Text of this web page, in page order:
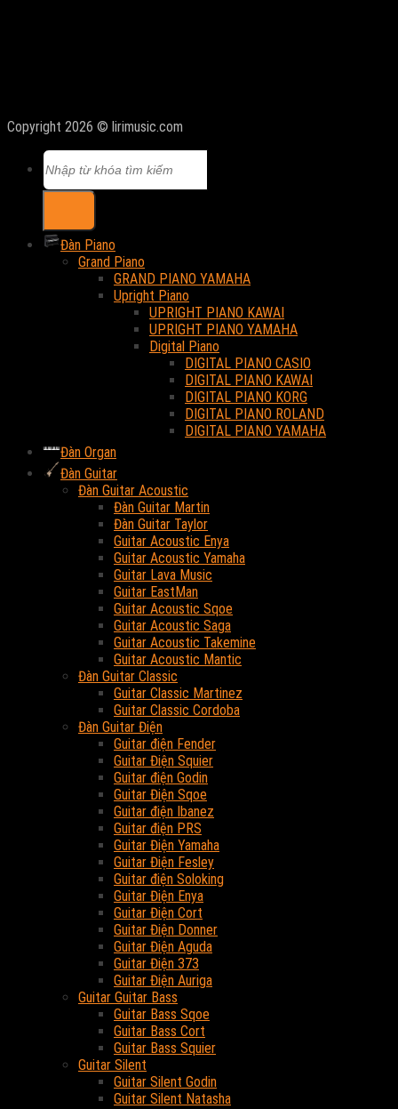
Copyright 2026 © lirimusic.com
Tìm
kiếm:
Đàn Piano
Grand Piano
GRAND PIANO YAMAHA
Upright Piano
UPRIGHT PIANO KAWAI
UPRIGHT PIANO YAMAHA
Digital Piano
DIGITAL PIANO CASIO
DIGITAL PIANO KAWAI
DIGITAL PIANO KORG
DIGITAL PIANO ROLAND
DIGITAL PIANO YAMAHA
Đàn Organ
Đàn Guitar
Đàn Guitar Acoustic
Đàn Guitar Martin
Đàn Guitar Taylor
Guitar Acoustic Enya
Guitar Acoustic Yamaha
Guitar Lava Music
Guitar EastMan
Guitar Acoustic Sqoe
Guitar Acoustic Saga
Guitar Acoustic Takemine
Guitar Acoustic Mantic
Đàn Guitar Classic
Guitar Classic Martinez
Guitar Classic Cordoba
Đàn Guitar Điện
Guitar điện Fender
Guitar Điện Squier
Guitar điện Godin
Guitar Điện Sqoe
Guitar điện Ibanez
Guitar điện PRS
Guitar Điện Yamaha
Guitar Điện Fesley
Guitar điện Soloking
Guitar Điện Enya
Guitar Điện Cort
Guitar Điện Donner
Guitar Điện Aguda
Guitar Điện 373
Guitar Điện Auriga
Guitar Guitar Bass
Guitar Bass Sqoe
Guitar Bass Cort
Guitar Bass Squier
Guitar Silent
Guitar Silent Godin
Guitar Silent Natasha